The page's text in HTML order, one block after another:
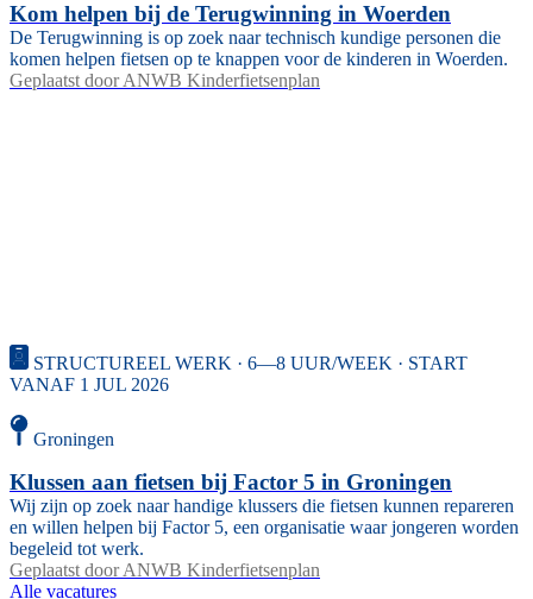
Kom helpen bij de Terugwinning in Woerden
De Terugwinning is op zoek naar technisch kundige personen die
komen helpen fietsen op te knappen voor de kinderen in Woerden.
Geplaatst door ANWB Kinderfietsenplan
STRUCTUREEL WERK · 6—8 UUR/WEEK · START
VANAF 1 JUL 2026
Groningen
Klussen aan fietsen bij Factor 5 in Groningen
Wij zijn op zoek naar handige klussers die fietsen kunnen repareren
en willen helpen bij Factor 5, een organisatie waar jongeren worden
begeleid tot werk.
Geplaatst door ANWB Kinderfietsenplan
Alle vacatures